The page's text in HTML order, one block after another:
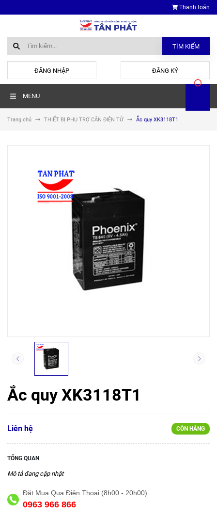
Thanh toán
TÌM KIẾM
ĐĂNG NHẬP ĐĂNG KÝ
MENU
Trang chủ THIẾT BỊ PHỤ TRỢ CÂN ĐIỆN TỬ Ắc quy XK3118T1
Ắc quy XK3118T1
Liên hệ CÒN HÀNG
TỔNG QUAN
Mô tả đang cập nhật
Đặt Mua Qua Điện Thoại (8h00 - 20h00)
0963 966 866